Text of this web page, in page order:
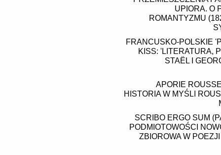
UPIORA. O
ROMANTYZMU
FRANCUSKO-POLSKIE
KISS: 'LITERATURA,
STAËL I
APORIE
HISTORIA W MYŚLI
SCRIBO ERGO SUM
PODMIOTOWOŚCI
ZBIOROWA W